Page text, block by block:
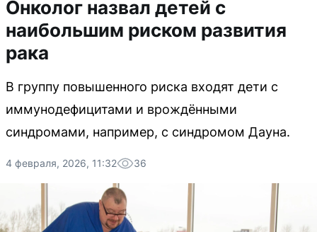
Онколог назвал детей с
наибольшим риском развития
рака
В группу повышенного риска входят дети с
иммунодефицитами и врождёнными
синдромами, например, с синдромом Дауна.
4 февраля, 2026, 11:32 36